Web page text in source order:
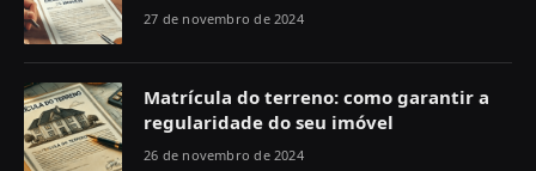
27 de novembro de 2024
Matrícula do terreno: como garantir a
regularidade do seu imóvel
26 de novembro de 2024